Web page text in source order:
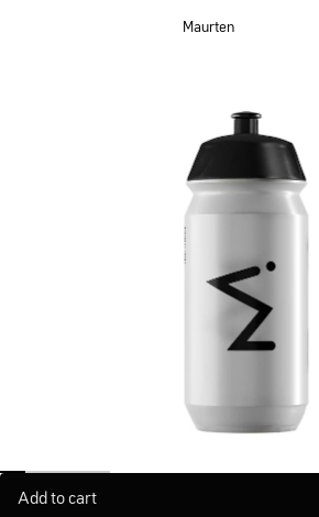
Maurten
Add to cart